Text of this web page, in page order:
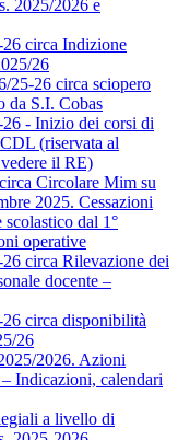
2025/2026 e
circa Indizione
26
25-26 circa sciopero
da S.I. Cobas
- Inizio dei corsi di
(riservata al
il RE)
Circolare Mim su
2025. Cessazioni
dal 1°
operative
circa Rilevazione dei
docente –
circa disponibilità
26
2026. Azioni
Indicazioni, calendari
a livello di